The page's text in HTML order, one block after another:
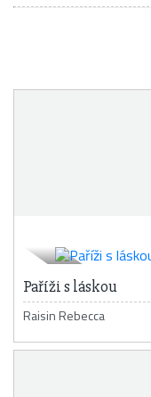
Paříži s láskou
Raisin Rebecca